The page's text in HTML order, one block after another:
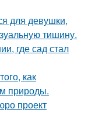
для девушки,
тишину.
где сад стал
как
природы.
проект